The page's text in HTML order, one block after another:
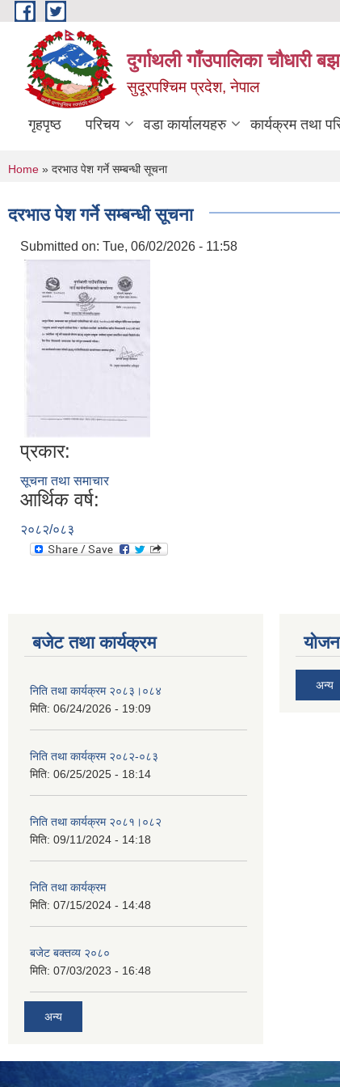
Skip to main content
दुर्गाथली गाँउपालिका चौधारी
सुदूरपश्चिम प्रदेश, नेपाल
गृहपृष्ठ परिचय वडा कार्यालयहरु कार्यक्रम तथा
You are here
Home » दरभाउ पेश गर्ने सम्बन्धी सूचना
दरभाउ पेश गर्ने सम्बन्धी सूचना
Submitted on: Tue, 06/02/2026 - 11:58
प्रकार:
सूचना तथा समाचार
आर्थिक वर्ष:
२०८२/०८३
बजेट तथा कार्यक्रम
निति तथा कार्यक्रम २०८३।०८४
मिति: 06/24/2026 - 19:09
निति तथा कार्यक्रम २०८२-०८३
मिति: 06/25/2025 - 18:14
निति तथा कार्यक्रम २०८१।०८२
मिति: 09/11/2024 - 14:18
निति तथा कार्यक्रम
मिति: 07/15/2024 - 14:48
बजेट बक्तव्य २०८०
मिति: 07/03/2023 - 16:48
अन्य
अन्य